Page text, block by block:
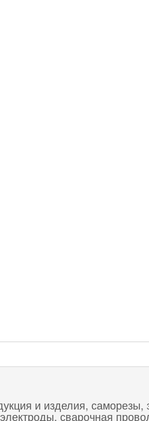
и изделия,
сварочная